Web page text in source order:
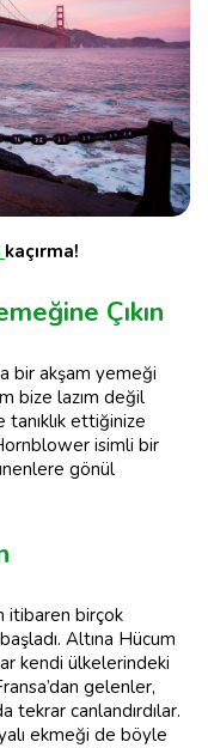
kaçırma!
Çıkın
bir akşam yemeği
bize lazım değil
ettiğinize
isimli bir
gönül
itibaren birçok
Altına Hücum
kendi ülkelerindeki
gelenler,
tekrar canlandırdılar.
ekmeği de böyle